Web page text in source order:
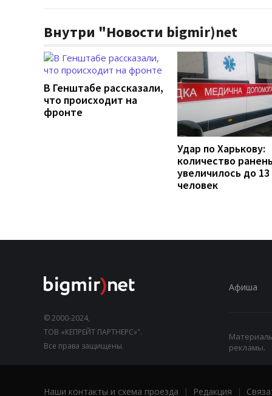
Внутри "Новости bigmir)net
В Генштабе рассказали,
что происходит на
фронте
Удар по Харькову:
количество
увеличилось до 13
человек
© 2000-2024,
ТОВ «КЕПРЕЙТ ПАРТНЕРС»".
Все права защищены.
Афиша
рекламы.
Наши контакты и схема проезда | Редакция |